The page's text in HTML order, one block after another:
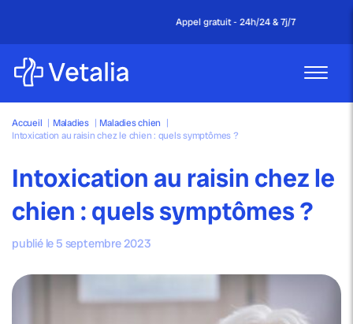
Appel gratuit - 24h/24 & 7j/7
Accueil | Maladies | Maladies chien |
Intoxication au raisin chez le chien : quels symptômes ?
Intoxication au raisin chez le
chien : quels symptômes ?
publié le 5 septembre 2023